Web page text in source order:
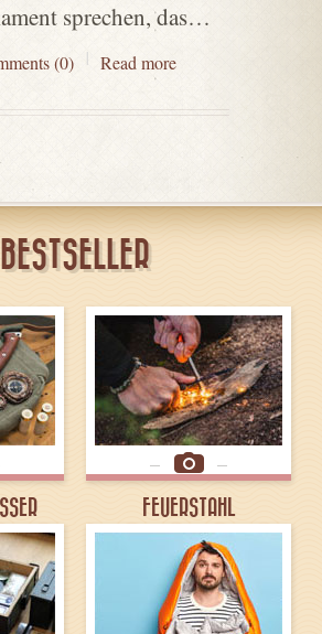
sprechen, das…
(0) Read more
BESTSELLER
FEUERSTAHL